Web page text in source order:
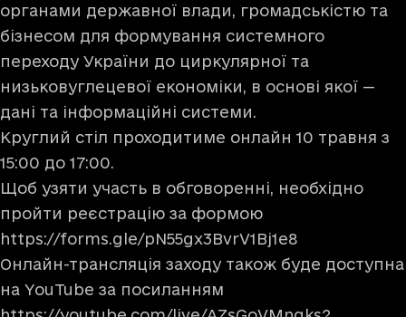
органами державної влади, громадськістю та
бізнесом для формування системного
переходу України до циркулярної та
низьковуглецевої економіки, в основі якої —
дані та інформаційні системи.
Круглий стіл проходитиме онлайн 10 травня з
15:00 до 17:00.
Щоб узяти участь в обговоренні, необхідно
пройти реєстрацію за формою
https://forms.gle/pN55gx3BvrV1Bj1e8
Онлайн-трансляція заходу також буде доступна
на YouTube за посиланням